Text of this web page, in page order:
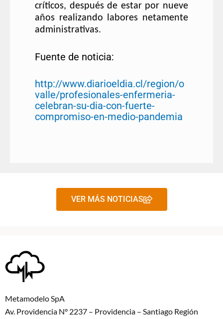
críticos, después de estar por nueve
años realizando labores netamente
administrativas.
Fuente de noticia:
http://www.diarioeldia.cl/region/o
valle/profesionales-enfermeria-
celebran-su-dia-con-fuerte-
compromiso-en-medio-pandemia
VER MÁS NOTICIAS
Metamodelo SpA
Av. Providencia N° 2237 – Providencia – Santiago Región